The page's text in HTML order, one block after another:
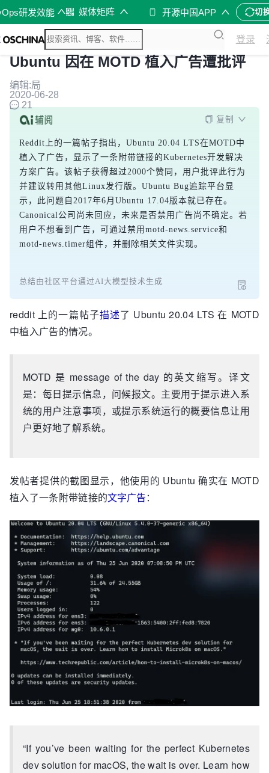
研发效能 媒体矩阵 开源中国APP 切
登录
Ubuntu 因在 MOTD 植入广告遭批评
编辑:局
2020-06-28
21
复制
Reddit上的一篇帖子指出，Ubuntu 20.04 LTS在MOTD中
植入了广告，显示了一条附带链接的Kubernetes开发解决
方案广告。该帖子获得超过2000个赞同，用户批评此行为
并建议转用其他Linux发行版。Ubuntu Bug追踪平台显
示，此问题自2017年6月Ubuntu 17.04版本就已存在。
Canonical公司尚未回应，未来是否禁用广告尚不确定。若
用户不想看到广告，可通过禁用motd-news.service和
motd-news.timer组件，并删除相关文件实现。
总结由社区平台通过AI大模型技术生成
reddit 上的一篇帖子描述了 Ubuntu 20.04 LTS 在 MOTD
中植入广告的情况。
MOTD 是 message of the day 的英文缩写。译文
是：每日提示信息，问候报文。主要用于提示进入系
统的用户注意事项，或提示系统运行的概要信息让用
户更好地了解系统。
发帖者提供的截图显示，他使用的 Ubuntu 确实在 MOTD
植入了一条附带链接的文字广告：
“If you’ve been waiting for the perfect Kubernetes
dev solution for macOS, the wait is over. Learn how